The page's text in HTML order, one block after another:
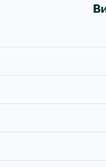
темных оттенков.
год 2025
поэтому на
или салаты с авокадо.
тунец или
легкости меню.
колорита, закажите
от Sushi Story